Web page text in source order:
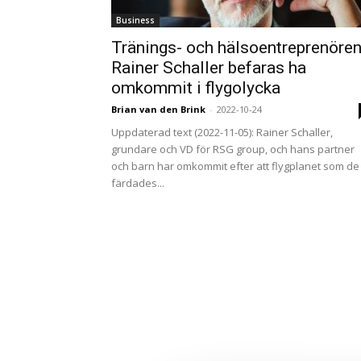
Business
Tränings- och hälsoentreprenören
Rainer Schaller befaras ha
omkommit i flygolycka
Brian van den Brink - 2022-10-24
Uppdaterad text (2022-11-05): Rainer Schaller,
grundare och VD för RSG group, och hans partner
och barn har omkommit efter att flygplanet som de
färdades...